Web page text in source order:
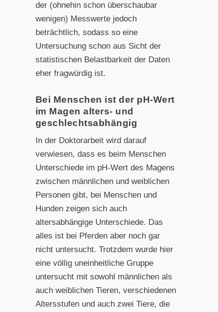
der (ohnehin schon überschaubar
wenigen) Messwerte jedoch
beträchtlich, sodass so eine
Untersuchung schon aus Sicht der
statistischen Belastbarkeit der Daten
eher fragwürdig ist.
Bei Menschen ist der pH-Wert
im Magen alters- und
geschlechtsabhängig
In der Doktorarbeit wird darauf
verwiesen, dass es beim Menschen
Unterschiede im pH-Wert des Magens
zwischen männlichen und weiblichen
Personen gibt, bei Menschen und
Hunden zeigen sich auch
altersabhängige Unterschiede. Das
alles ist bei Pferden aber noch gar
nicht untersucht. Trotzdem wurde hier
eine völlig uneinheitliche Gruppe
untersucht mit sowohl männlichen als
auch weiblichen Tieren, verschiedenen
Altersstufen und auch zwei Tiere, die